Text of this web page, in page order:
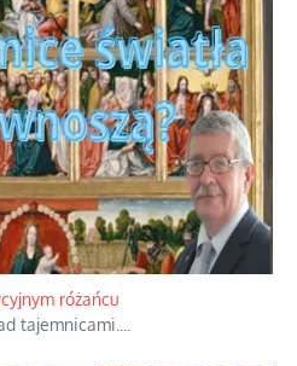
dowódców.